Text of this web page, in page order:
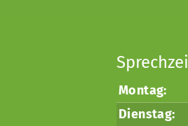
Montag:
Dienstag: